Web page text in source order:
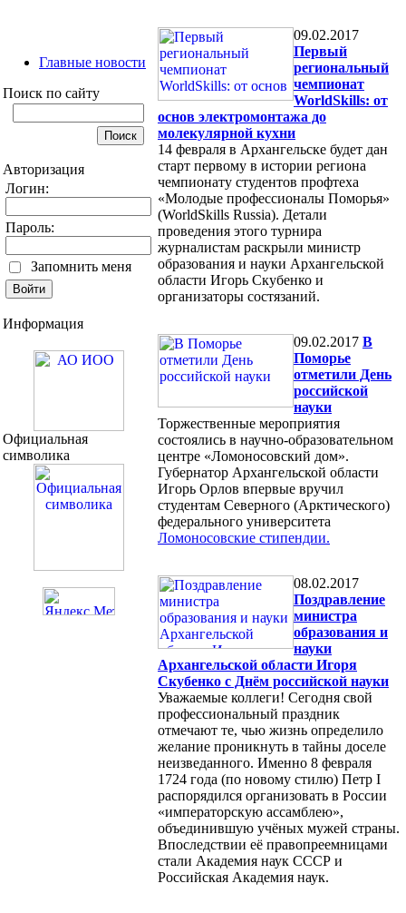
Главные новости
Поиск по сайту
Авторизация
Логин:
Пароль:
Запомнить меня
Информация
Официальная
символика
09.02.2017
Первый
региональный
чемпионат
WorldSkills: от
основ электромонтажа до
молекулярной кухни
14 февраля в Архангельске будет дан
старт первому в истории региона
чемпионату студентов профтеха
«Молодые профессионалы Поморья»
(WorldSkills Russia). Детали
проведения этого турнира
журналистам раскрыли министр
образования и науки Архангельской
области Игорь Скубенко и
организаторы состязаний.
09.02.2017 В
Поморье
отметили День
российской
науки
Торжественные мероприятия
состоялись в научно-образовательном
центре «Ломоносовский дом».
Губернатор Архангельской области
Игорь Орлов впервые вручил
студентам Северного (Арктического)
федерального университета
Ломоносовские стипендии.
08.02.2017
Поздравление
министра
образования и
науки
Архангельской области Игоря
Скубенко с Днём российской науки
Уважаемые коллеги! Сегодня свой
профессиональный праздник
отмечают те, чью жизнь определило
желание проникнуть в тайны доселе
неизведанного. Именно 8 февраля
1724 года (по новому стилю) Петр I
распорядился организовать в России
«императорскую ассамблею»,
объединившую учёных мужей страны.
Впоследствии её правопреемницами
стали Академия наук СССР и
Российская Академия наук.